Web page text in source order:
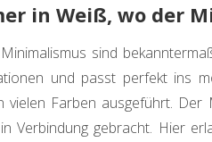
in Weiß, wo der
sind
und passt perfekt ins
vielen Farben ausgeführt.
Verbindung gebracht. Hier